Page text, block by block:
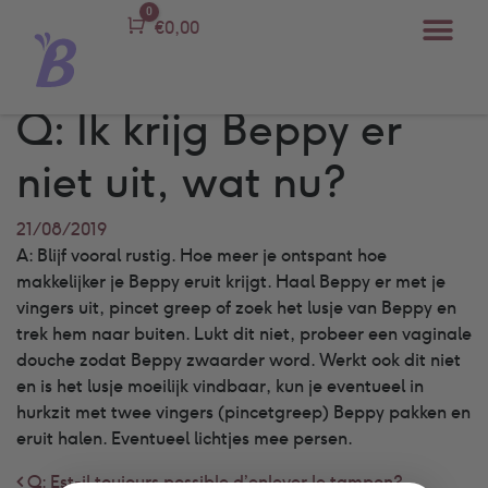
Carro
0
€0,00
Q: Ik krijg Beppy er
niet uit, wat nu?
21/08/2019
A: Blijf vooral rustig. Hoe meer je ontspant hoe
makkelijker je Beppy eruit krijgt. Haal Beppy er met je
vingers uit, pincet greep of zoek het lusje van Beppy en
trek hem naar buiten. Lukt dit niet, probeer een vaginale
douche zodat Beppy zwaarder word. Werkt ook dit niet
en is het lusje moeilijk vindbaar, kun je eventueel in
hurkzit met twee vingers (pincetgreep) Beppy pakken en
eruit halen. Eventueel lichtjes mee persen.
Q: Est-il toujours possible d’enlever le tampon?